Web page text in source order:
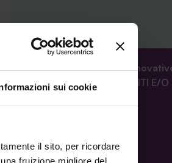
sui cookie
il sito, per ricordare
fruizione migliore del
BENEFICIARI: start up
microimprese. INTERVENTI E/O